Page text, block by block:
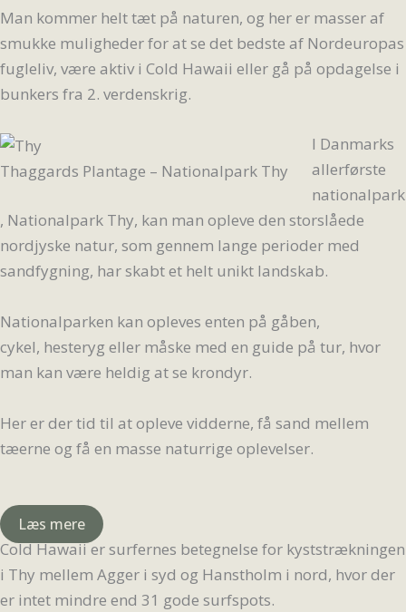
Man kommer helt tæt på naturen, og her er masser af
smukke muligheder for at se det bedste af Nordeuropas
fugleliv, være aktiv i Cold Hawaii eller gå på opdagelse i
bunkers fra 2. verdenskrig.
Thaggards Plantage – Nationalpark Thy
I Danmarks
allerførste
nationalpark
, Nationalpark Thy, kan man opleve den storslåede
nordjyske natur, som gennem lange perioder med
sandfygning, har skabt et helt unikt landskab.
Nationalparken kan opleves enten på gåben,
cykel, hesteryg eller måske med en guide på tur, hvor
man kan være heldig at se krondyr.
Her er der tid til at opleve vidderne, få sand mellem
tæerne og få en masse naturrige oplevelser.
Læs mere
Cold Hawaii er surfernes betegnelse for kyststrækningen
i Thy mellem Agger i syd og Hanstholm i nord, hvor der
er intet mindre end 31 gode surfspots.